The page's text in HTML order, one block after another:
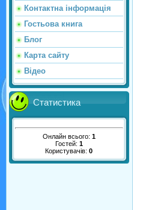
Контактна інформація
Гостьова книга
Блог
Карта сайту
Відео
Статистика
Онлайн всього: 1
Гостей: 1
Користувачів:0